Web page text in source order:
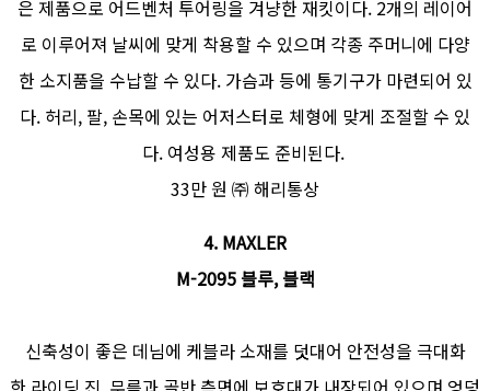
은 제품으로 어드벤처 투어링을 겨냥한 재킷이다. 2개의 레이어
로 이루어져 날씨에 맞게 착용할 수 있으며 각종 주머니에 다양
한 소지품을 수납할 수 있다. 가슴과 등에 통기구가 마련되어 있
다. 허리, 팔, 손목에 있는 어저스터로 체형에 맞게 조절할 수 있
다. 여성용 제품도 준비된다.
33만 원 ㈜ 해리통상
4. MAXLER
M-2095 블루, 블랙
신축성이 좋은 데님에 케블라 소재를 덧대어 안전성을 극대화